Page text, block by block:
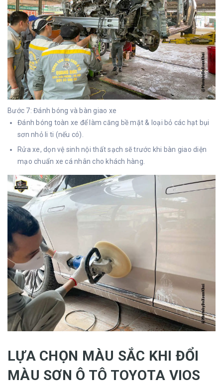
Bước 7: Đánh bóng và bàn giao xe
Đánh bóng toàn xe để làm căng bề mặt & loại bỏ các hạt bụi
sơn nhỏ li ti (nếu có).
Rửa xe, dọn vệ sinh nội thất sạch sẽ trước khi bàn giao diện
mạo chuẩn xe cá nhân cho khách hàng.
LỰA CHỌN MÀU SẮC KHI ĐỔI
MÀU SƠN Ô TÔ TOYOTA VIOS